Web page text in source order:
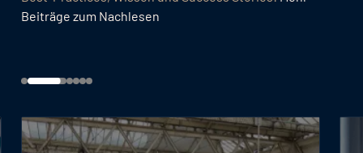
Beiträge zum Nachlesen